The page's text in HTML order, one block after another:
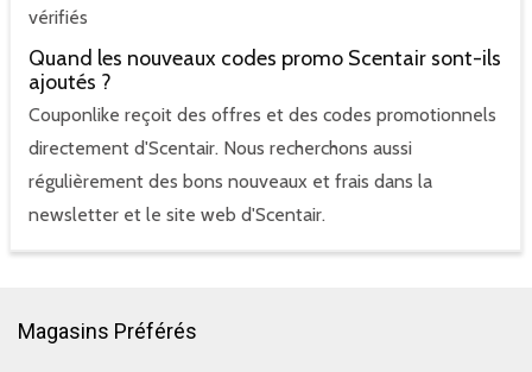
vérifiés
Quand les nouveaux codes promo Scentair sont-ils
ajoutés ?
Couponlike reçoit des offres et des codes promotionnels
directement d'Scentair. Nous recherchons aussi
régulièrement des bons nouveaux et frais dans la
newsletter et le site web d'Scentair.
Magasins Préférés